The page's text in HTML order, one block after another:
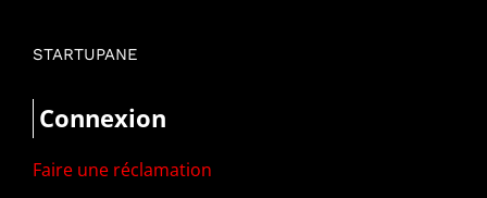
STARTUPANE
Connexion
Faire une réclamation